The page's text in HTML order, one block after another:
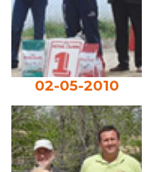
02-05-2010